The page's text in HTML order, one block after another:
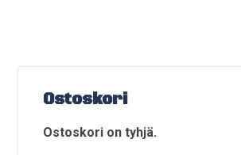
Ostoskori
Ostoskori on tyhjä.